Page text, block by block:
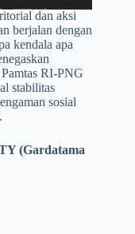
dan aksi
berjalan dengan
kendala apa
RI-PNG
stabilitas
sosial
(Gardatama